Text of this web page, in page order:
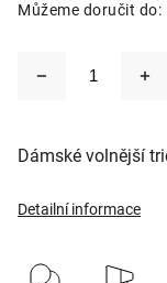
Můžeme doručit do:
Dámské volnější
Detailní informace